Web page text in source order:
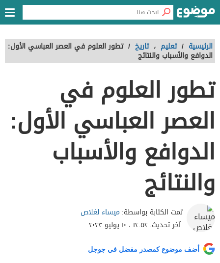
الرئيسية / تعليم ، تاريخ / تطور العلوم في العصر العباسي الأول:
الدوافع والأسباب والنتائج
تطور العلوم في
العصر العباسي الأول:
الدوافع والأسباب
والنتائج
تمت الكتابة بواسطة: ميساء لغلاص
آخر تحديث:١٢:٥٢ ، ١٠ يوليو ٢٠٢٣
أضف موضوع كمصدر مفضل في جوجل